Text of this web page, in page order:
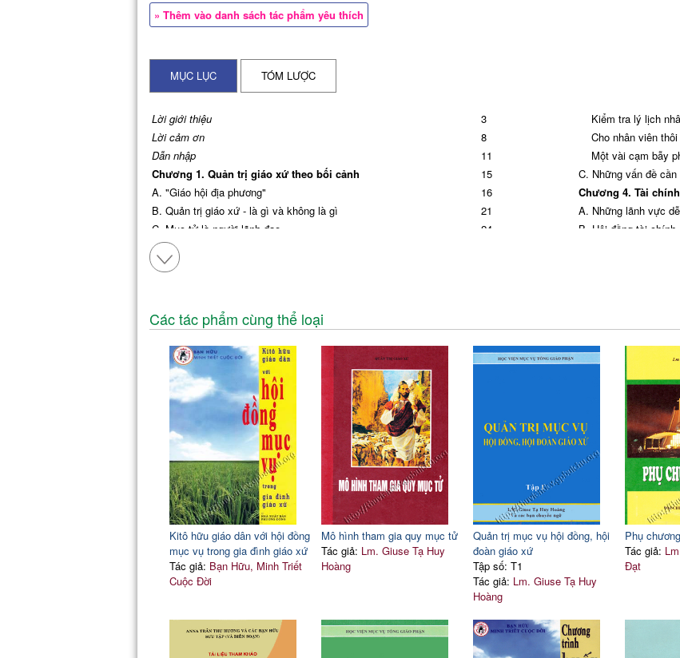
» Thêm vào danh sách tác phẩm yêu thích
MỤC LỤC TÓM LƯỢC
Lời giới thiệu
3
Lời cảm ơn
8
Dẫn nhập
11
Chương 1. Quản trị giáo xứ theo bối cảnh
15
A. "Giáo hội địa phương"
16
B. Quản trị giáo xứ - là gì và không là gì
21
C. Mục tử là người lãnh đạo
24
D.Đường hướng của giáo xứ và việc ra quyết định
E.Hội đồng mục vụ và hội đồng quản trị/ tài chính
B.Cơ cấu làm việc thực tế
Chương 3. Nhân sự
51
Những vai trò của cha xứ
B. Một số sai lầm cần tránh trong các quyết định nhân sự
loại nhân viên
Bảng chấm công
57
Kiểm tra lý lịch
Cho nhân viên thôi
Một vài cạm bẫy
C. Những vấn đề
Chương 4. Tài chính
A. Những lãnh vực
B. Hội đồng tài chính
A.Bảo hiểm
Quản trị rủi ro
Chương 7. Quản trị
Chương 8. Lời kết
Các tác phẩm cùng thể loại
Kitô hữu giáo dân với hội đồng
mục vụ trong gia đình giáo xứ
Tác giả: Bạn Hữu, Minh Triết
Cuộc Đời
Mô hình tham gia quy mục tử
Tác giả: Lm. Giuse Tạ Huy
Hoàng
Quản trị mục vụ hội đồng, hội
đoàn giáo xứ
Tập số: T1
Tác giả: Lm. Giuse Tạ Huy
Hoàng
Phụ
Tác giả:
Đạt